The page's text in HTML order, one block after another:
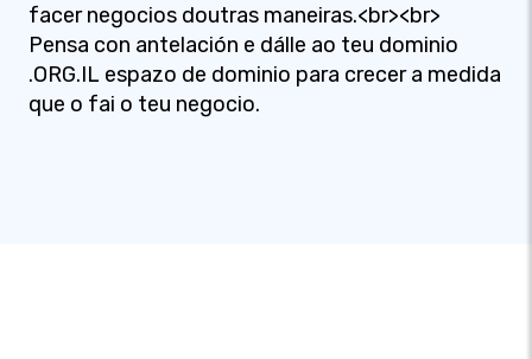
facer negocios doutras maneiras.<br><br>
Pensa con antelación e dálle ao teu dominio
.ORG.IL espazo de dominio para crecer a medida
que o fai o teu negocio.